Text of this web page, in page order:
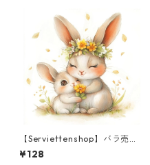
【Serviettenshop】バラ売り
2枚 ランチサイズ ペーパーナ
プキン Lovely Spring Familie
¥128